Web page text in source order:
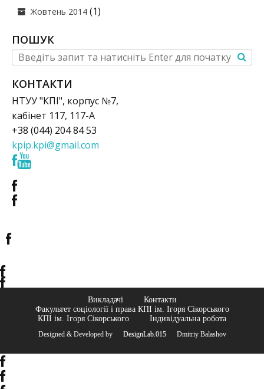
Жовтень 2014 (1)
ПОШУК
КОНТАКТИ
НТУУ "КПІ", корпус №7,
кабінет 117, 117-А
+38 (044) 204 84 53
kpip.kpi@gmail.com
Викладачі
Контакти
Факультет соціології і права КПІ ім. Ігоря Сікорського
КПІ ім. Ігоря Сікорського
Індивідуальна робота
Designed & Developed by © DesignLab.015© Dmitriy Balashov